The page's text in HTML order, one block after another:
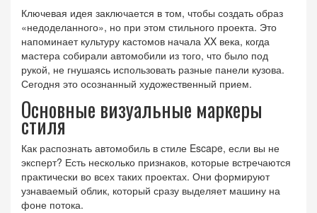
Ключевая идея заключается в том, чтобы создать образ
«недоделанного», но при этом стильного проекта. Это
напоминает культуру кастомов начала XX века, когда
мастера собирали автомобили из того, что было под
рукой, не гнушаясь использовать разные панели кузова.
Сегодня это осознанный художественный прием.
Основные визуальные маркеры
стиля
Как распознать автомобиль в стиле Escape, если вы не
эксперт? Есть несколько признаков, которые встречаются
практически во всех таких проектах. Они формируют
узнаваемый облик, который сразу выделяет машину на
фоне потока.